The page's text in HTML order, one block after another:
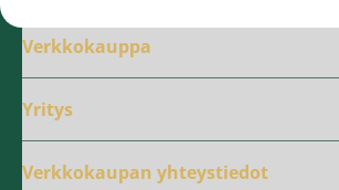
Verkkokauppa
Yritys
Verkkokaupan yhteystiedot